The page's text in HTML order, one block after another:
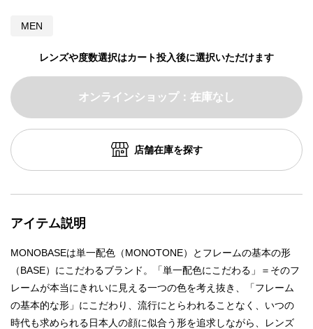
MEN
レンズや度数選択はカート投入後に選択いただけます
オンラインショップ：在庫なし
店舗在庫を探す
アイテム説明
MONOBASEは単一配色（MONOTONE）とフレームの基本の形
（BASE）にこだわるブランド。「単一配色にこだわる」＝そのフ
レームが本当にきれいに見える一つの色を考え抜き、「フレーム
の基本的な形」にこだわり、流行にとらわれることなく、いつの
時代も求められる日本人の顔に似合う形を追求しながら、レンズ